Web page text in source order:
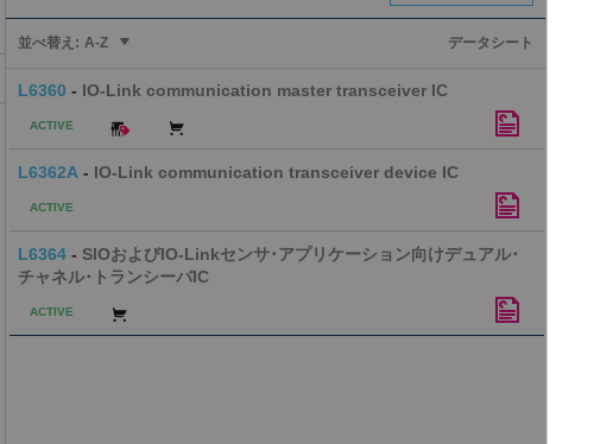
並べ替え: A-Z データシート
L6360 - IO-Link communication master transceiver IC
ACTIVE
L6362A - IO-Link communication transceiver device IC
ACTIVE
L6364 - SIOおよびIO-Linkセンサ･アプリケーション向けデュアル･
チャネル･トランシーバIC
ACTIVE